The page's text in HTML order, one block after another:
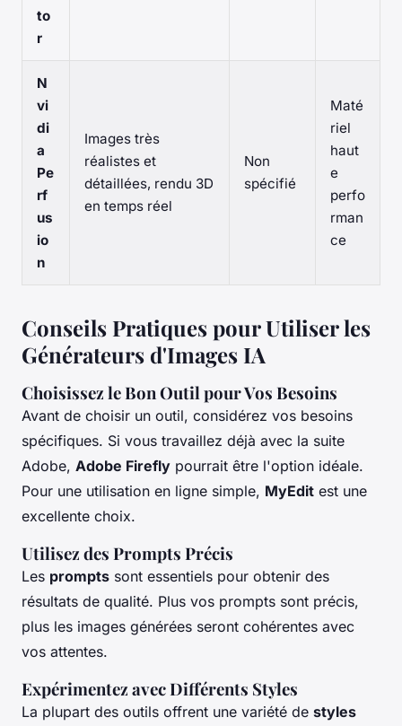
to
r
N
vi
di
a
Pe
rf
us
io
n
Images très
réalistes et
détaillées, rendu 3D
en temps réel
Non
spécifié
Maté
riel
haut
e
perfo
rman
ce
Conseils Pratiques pour Utiliser les
Générateurs d'Images IA
Choisissez le Bon Outil pour Vos Besoins
Avant de choisir un outil, considérez vos besoins
spécifiques. Si vous travaillez déjà avec la suite
Adobe, Adobe Firefly pourrait être l'option idéale.
Pour une utilisation en ligne simple, MyEdit est une
excellente choix.
Utilisez des Prompts Précis
Les prompts sont essentiels pour obtenir des
résultats de qualité. Plus vos prompts sont précis,
plus les images générées seront cohérentes avec
vos attentes.
Expérimentez avec Différents Styles
La plupart des outils offrent une variété de styles